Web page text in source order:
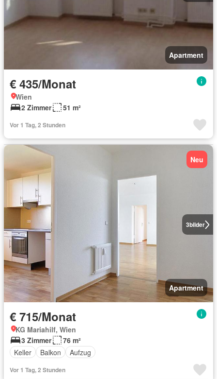
Apartment
€ 435/Monat
Wien
2 Zimmer
51 m²
Vor 1 Tag, 2 Stunden
3bilder
Neu
Apartment
€ 715/Monat
KG Mariahilf, Wien
3 Zimmer
76 m²
Keller
Balkon Aufzug
Vor 1 Tag, 2 Stunden